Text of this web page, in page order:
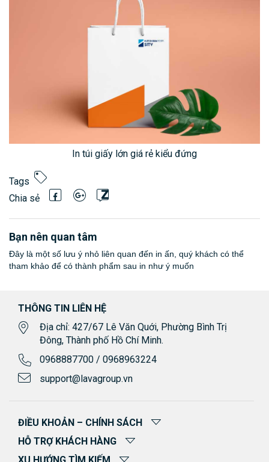
In túi giấy lớn giá rẻ kiểu đứng
Tags
Chia sẻ
Bạn nên quan tâm
Đây là một số lưu ý nhỏ liên quan đến in ấn, quý khách có thể
tham khảo để có thành phẩm sau in như ý muốn
THÔNG TIN LIÊN HỆ
Địa chỉ: 427/67 Lê Văn Quới, Phường Bình Trị
Đông, Thành phố Hồ Chí Minh.
0968887700 / 0968963224
support@lavagroup.vn
ĐIỀU KHOẢN – CHÍNH SÁCH
HỖ TRỢ KHÁCH HÀNG
XU HƯỚNG TÌM KIẾM